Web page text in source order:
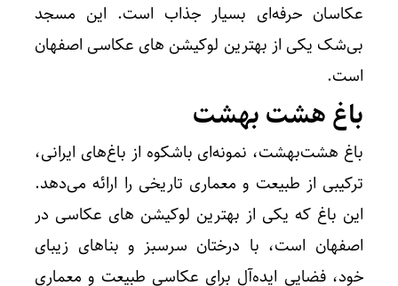
عکاسان حرفه‌ای بسیار جذاب است. این مسجد
بی‌شک یکی از بهترین لوکیشن های عکاسی اصفهان
است.
باغ هشت بهشت
باغ هشت‌بهشت، نمونه‌ای باشکوه از باغ‌های ایرانی،
ترکیبی از طبیعت و معماری تاریخی را ارائه می‌دهد.
این باغ که یکی از بهترین لوکیشن های عکاسی در
اصفهان است، با درختان سرسبز و بناهای زیبای
خود، فضایی ایده‌آل برای عکاسی طبیعت و معماری